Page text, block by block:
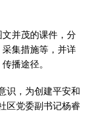
并茂的课件，分
集措施等，并详
播途径。
识，为创建平安和
区党委副书记杨睿